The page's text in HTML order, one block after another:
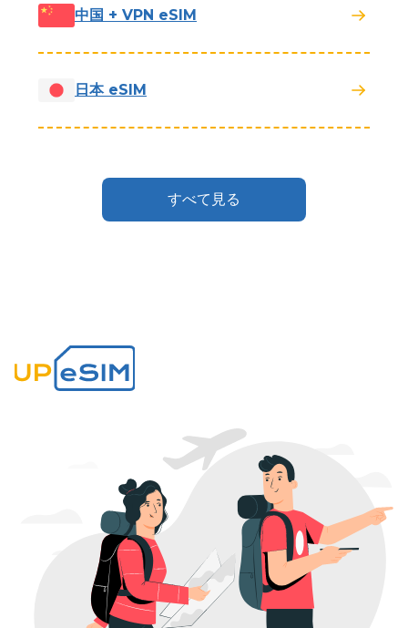
中国 + VPN eSIM
日本 eSIM
すべて見る